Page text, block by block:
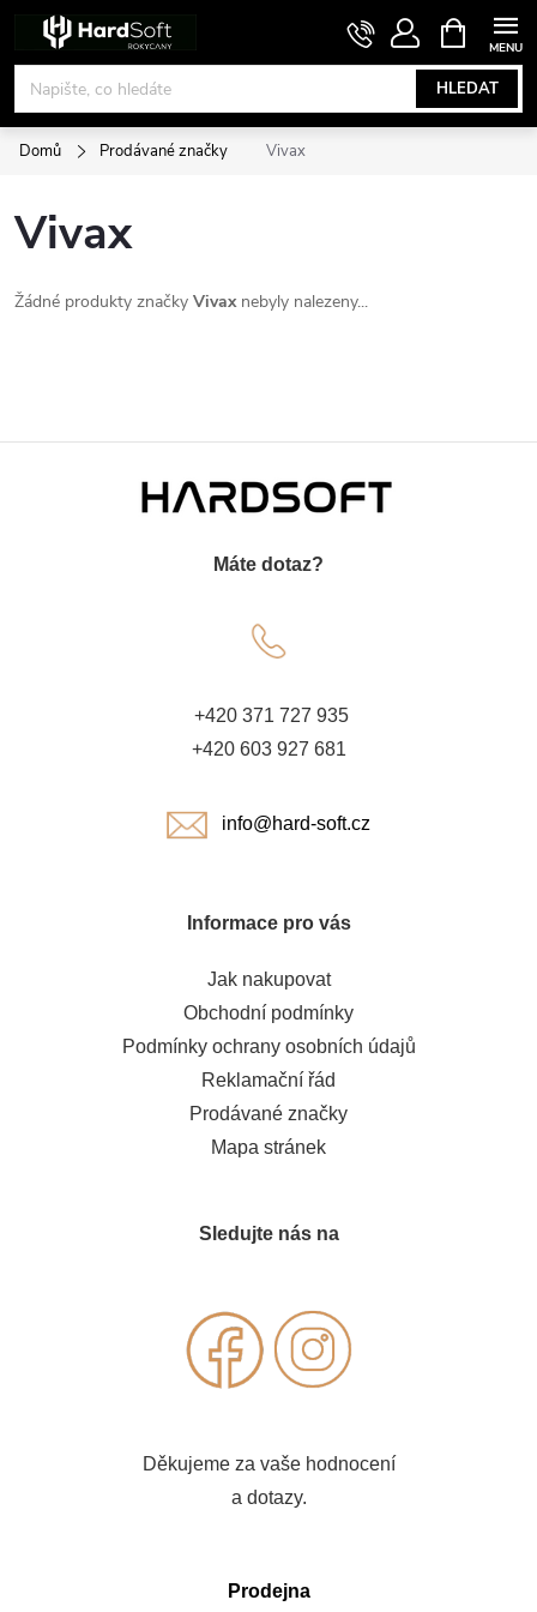
obsah
HLEDAT
NÁKUPNÍ
KOŠÍK
Domů Prodávané značky Vivax
Vivax
Žádné produkty značky Vivaxnebyly nalezeny...
Máte dotaz?
+420 371 727 935
+420 603 927 681
info@hard-soft.cz
Informace pro vás
Jak nakupovat
Obchodní podmínky
Podmínky ochrany osobních údajů
Reklamační řád
Prodávané značky
Mapa stránek
Sledujte nás na
Děkujeme za vaše hodnocení
a dotazy.
Prodejna